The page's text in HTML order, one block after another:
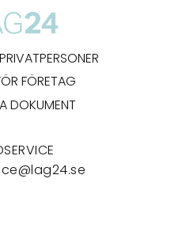
FÖRETAG
DOKUMENT